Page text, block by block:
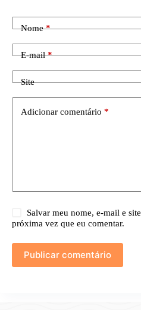
Nome*
E-mail*
Site
Adicionar comentário *
Salvar meu nome, e-mail e
próxima vez que eu comentar.
Publicar comentário